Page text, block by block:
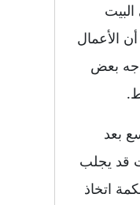
الأعمال
بعض
بعد
قد يجلب
اتخاذ